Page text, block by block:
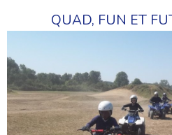
QUAD, FUN ET